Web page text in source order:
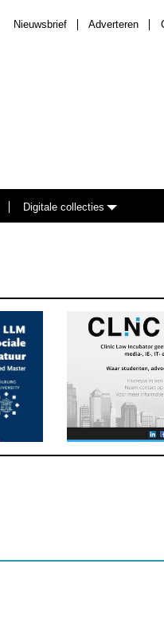
Adverteren
Nieuwsbrief
Digitale collecties